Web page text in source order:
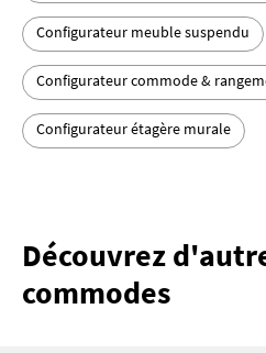
Configurateur meuble suspendu
Configurateur commode &
Configurateur étagère murale
Découvrez
commodes